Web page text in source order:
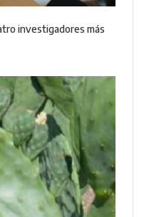
investigadores más